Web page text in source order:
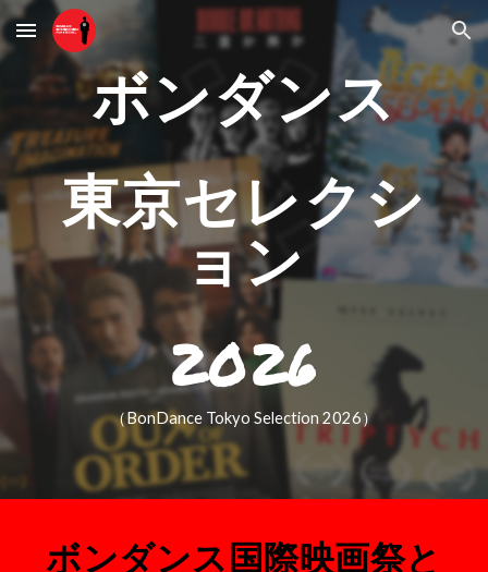
Skip to main content Skip to navigation
ボンダンス
東京セレクシ
ョン
2026
（BonDance Tokyo Selection 2026）
ボンダンス国際映画祭と